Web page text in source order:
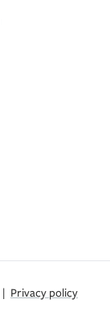
| Privacy policy